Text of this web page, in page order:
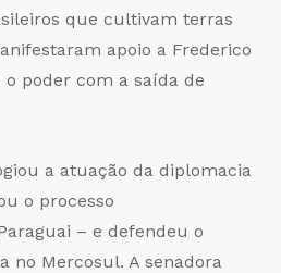
que cultivam terras
apoio a Frederico
poder com a saída de
a atuação da diplomacia
o processo
– e defendeu o
no Mercosul. A senadora